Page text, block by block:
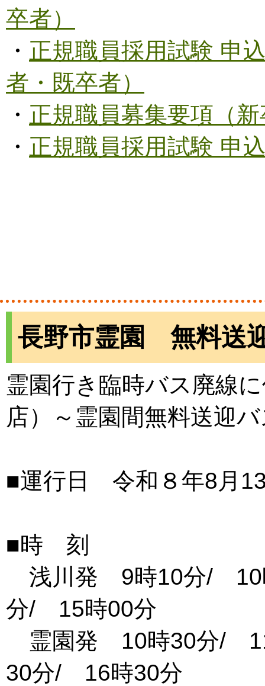
卒者）
・ 正規職員採用試験 申
者・既卒者）
・ 正規職員募集要項（
・ 正規職員採用試験 申
長野市霊園 無料送
霊園行き臨時バス廃線
店）～霊園間無料送迎
■運行日 令和８年8月
■時 刻
浅川発 9時10分/ 10
分/ 15時00分
霊園発 10時30分/
30分/ 16時30分